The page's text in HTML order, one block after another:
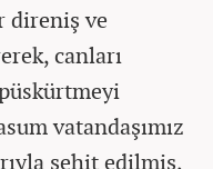
direniş ve
canları
vatandaşımız
şehit edilmiş,